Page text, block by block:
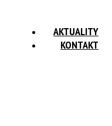
AKTUALITY
KONTAKT